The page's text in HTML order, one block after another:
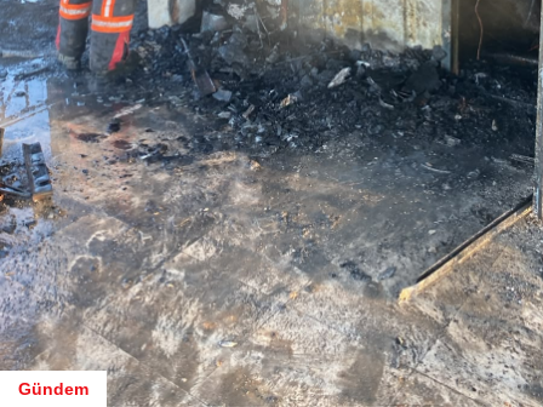
Gündem